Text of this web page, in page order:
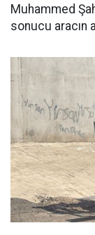
Muhammed
sonucu aracın